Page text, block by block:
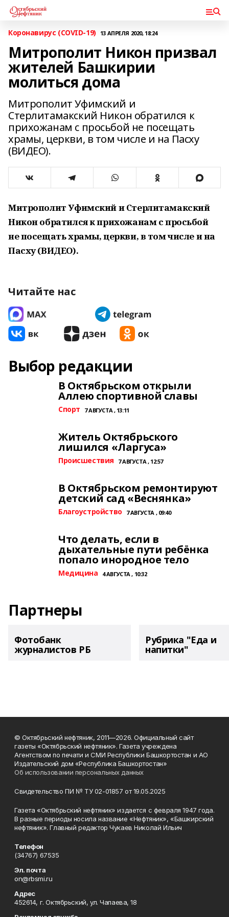
Коронавирус (COVID-19) 13 АПРЕЛЯ 2020, 18:24
Митрополит Никон призвал
жителей Башкирии
молиться дома
Митрополит Уфимский и
Стерлитамакский Никон обратился к
прихожанам с просьбой не посещать
храмы, церкви, в том числе и на Пасху
(ВИДЕО).
Митрополит Уфимский и Стерлитамакский
Никон обратился к прихожанам с просьбой
не посещать храмы, церкви, в том числе и на
Пасху (ВИДЕО).
Читайте нас
Выбор редакции
В Октябрьском открыли
Аллею спортивной славы
Спорт 7 АВГУСТА , 13:11
Житель Октябрьского
лишился «Ларгуса»
Происшествия 7 АВГУСТА , 12:57
В Октябрьском ремонтируют
детский сад «Веснянка»
Благоустройство 7 АВГУСТА , 09:40
Что делать, если в
дыхательные пути ребёнка
попало инородное тело
Медицина 4 АВГУСТА , 10:32
Партнеры
Фотобанк
журналистов РБ
Рубрика "Еда и
напитки"
© Октябрьский нефтяник, 2011—2026. Официальный сайт
газеты «Октябрьский нефтяник». Газета учреждена
Агентством по печати и СМИ Республики Башкортостан и АО
Издательский дом «Республика Башкортостан»
Об использовании персональных данных
Свидетельство ПИ № ТУ 02-01857 от 19.05.2025
Газета «Октябрьский нефтяник» издается с февраля 1947 года.
В разные периоды носила название «Нефтяник», «Башкирский
нефтяник». Главный редактор Чукаев Николай Ильич
Телефон
(34767) 67535
Эл. почта
on@rbsmi.ru
Адрес
452614, г. Октябрьский, ул. Чапаева, 18